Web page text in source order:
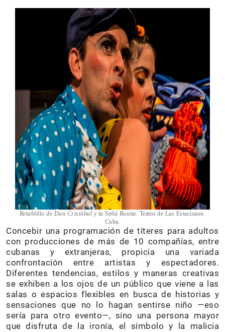
Retablillo de Don Cristóbal y la Señá Rosita. Teatro de Las Estaciones.
Cuba.
Concebir una programación de títeres para adultos
con producciones de más de 10 compañías, entre
cubanas y extranjeras, propicia una variada
confrontación entre artistas y espectadores.
Diferentes tendencias, estilos y maneras creativas
se exhiben a los ojos de un público que viene a las
salas o espacios flexibles en busca de historias y
sensaciones que no lo hagan sentirse niño —eso
sería para otro evento—, sino una persona mayor
que disfruta de la ironía, el símbolo y la malicia